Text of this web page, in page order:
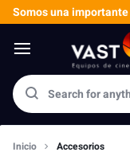
Somos una
Inicio Accesorios